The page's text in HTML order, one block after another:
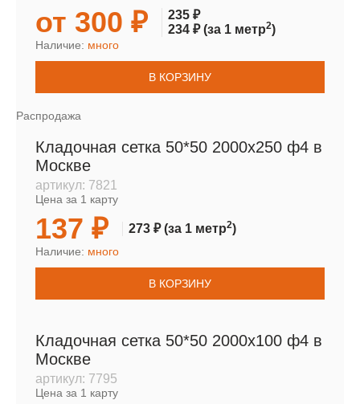
от 300 ₽
235 ₽
234 ₽(за 1 метр2)
Наличие: много
В КОРЗИНУ
Распродажа
Кладочная сетка 50*50 2000х250 ф4 в
Москве
артикул: 7821
Цена за 1 карту
137 ₽ 273 ₽(за 1 метр2)
Наличие: много
В КОРЗИНУ
Кладочная сетка 50*50 2000х100 ф4 в
Москве
артикул: 7795
Цена за 1 карту